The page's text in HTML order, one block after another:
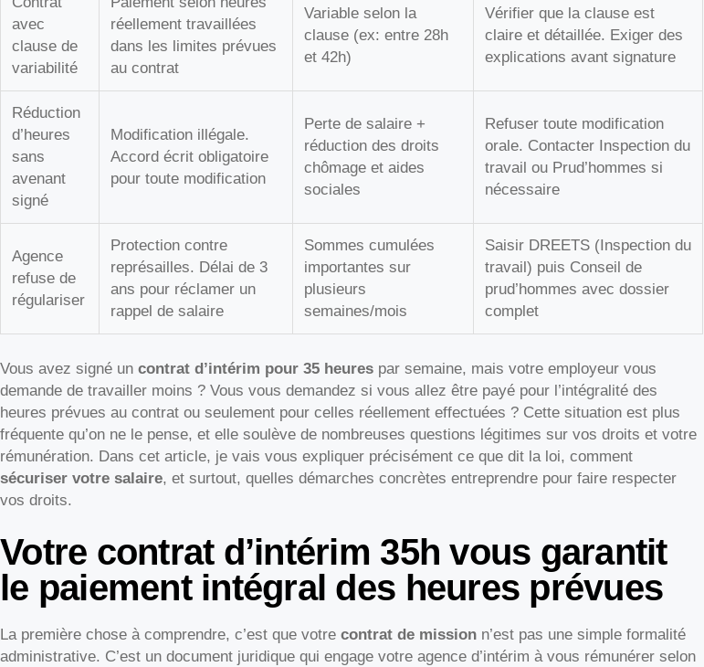
avec
clause de
variabilité
réellement travaillées
dans les limites prévues
au contrat
Variable selon la
clause (ex: entre 28h
et 42h)
Vérifier que la clause est
claire et détaillée. Exiger des
explications avant signature
Réduction
d’heures
sans
avenant
signé
Modification illégale.
Accord écrit obligatoire
pour toute modification
Perte de salaire +
réduction des droits
chômage et aides
sociales
Refuser toute modification
orale. Contacter Inspection du
travail ou Prud’hommes si
nécessaire
Agence
refuse de
régulariser
Protection contre
représailles. Délai de 3
ans pour réclamer un
rappel de salaire
Sommes cumulées
importantes sur
plusieurs
semaines/mois
Saisir DREETS (Inspection du
travail) puis Conseil de
prud’hommes avec dossier
complet
Vous avez signé un contrat d’intérim pour 35 heures par semaine, mais votre employeur vous
demande de travailler moins ? Vous vous demandez si vous allez être payé pour l’intégralité des
heures prévues au contrat ou seulement pour celles réellement effectuées ? Cette situation est plus
fréquente qu’on ne le pense, et elle soulève de nombreuses questions légitimes sur vos droits et votre
rémunération. Dans cet article, je vais vous expliquer précisément ce que dit la loi, comment
sécuriser votre salaire, et surtout, quelles démarches concrètes entreprendre pour faire respecter
vos droits.
Votre contrat d’intérim 35h vous garantit
le paiement intégral des heures prévues
La première chose à comprendre, c’est que votre contrat de mission n’est pas une simple formalité
administrative. C’est un document juridique qui engage votre agence d’intérim à vous rémunérer selon